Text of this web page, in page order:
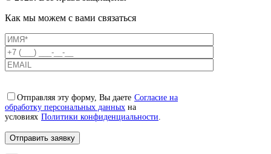
Как мы можем с вами связаться
Отправляя эту форму, Вы даете Согласие на
обработку персональных данных на
условиях Политики конфиденциальности